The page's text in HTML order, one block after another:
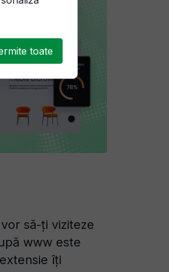
să-ți viziteze
www este
îți
toate